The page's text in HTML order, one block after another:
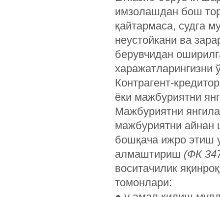
имзолашдан бош
қайтармаса, судга
неустойкани ва
берувчидан
харажатларингизни
Контрагент-
ёки мажбуриятни
Мажбуриятни
мажбуриятни айнан
бошқача ижро этиш
алмаштириш (ФК
воситачилик
томонлари: